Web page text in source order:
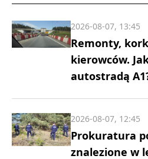
Remonty,
kierowców.
autostradą
2026-08-07, 13:45
Prokuratura
znalezione w
2026-08-07, 12:45